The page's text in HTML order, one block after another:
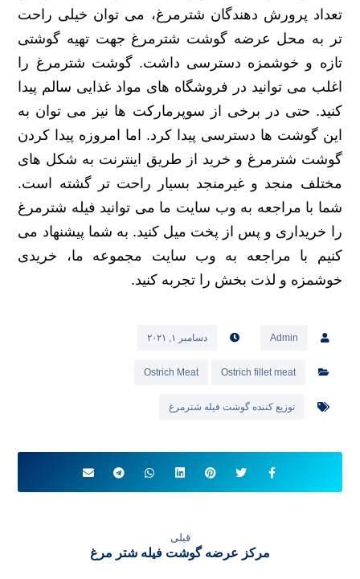
تعداد پرورش دهندگان شترمرغ، می توان خیلی راحت
تر به محل عرضه گوشت شترمرغ جهت تهیه گوشتی
تازه و خوشمزه دسترسی داشت. گوشت شترمرغ را
اغلب می توانید در فروشگاه های مواد غذایی سالم پیدا
کنید. حتی در برخی از سوپرمارکت ها نیز می توان به
این گوشت ها دسترسی پیدا کرد. اما امروزه پیدا کردن
گوشت شترمرغ و خرید از طریق اینترنت به شکل های
مختلف منجد و غیرمنجد بسیار راحت تر گشته است.
شما با مراجعه به وب سایت ما می توانید فیله شترمرغ
را خریداری و پس از پخت میل کنید. به شما پیشنهاد می
کنیم با مراجعه به وب سایت مجموعه ما، خریدی
خوشمزه و لذت بخش را تجربه کنید.
Admin دسامبر ۱, ۲۰۲۱
Ostrich fillet meat
Ostrich Meat
توزیع کننده گوشت فیله شترمرغ
قبلی
مرکز عرضه گوشت فیله شتر مرغ